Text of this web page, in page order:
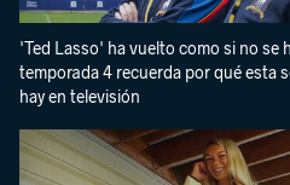
'Ted Lasso' ha vuelto como si no se
temporada 4 recuerda por qué esta
hay en televisión